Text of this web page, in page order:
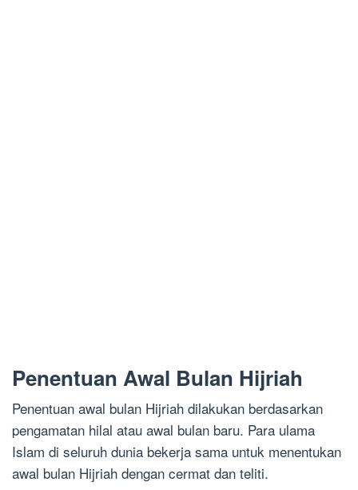
Penentuan Awal Bulan Hijriah
Penentuan awal bulan Hijriah dilakukan berdasarkan
pengamatan hilal atau awal bulan baru. Para ulama
Islam di seluruh dunia bekerja sama untuk menentukan
awal bulan Hijriah dengan cermat dan teliti.